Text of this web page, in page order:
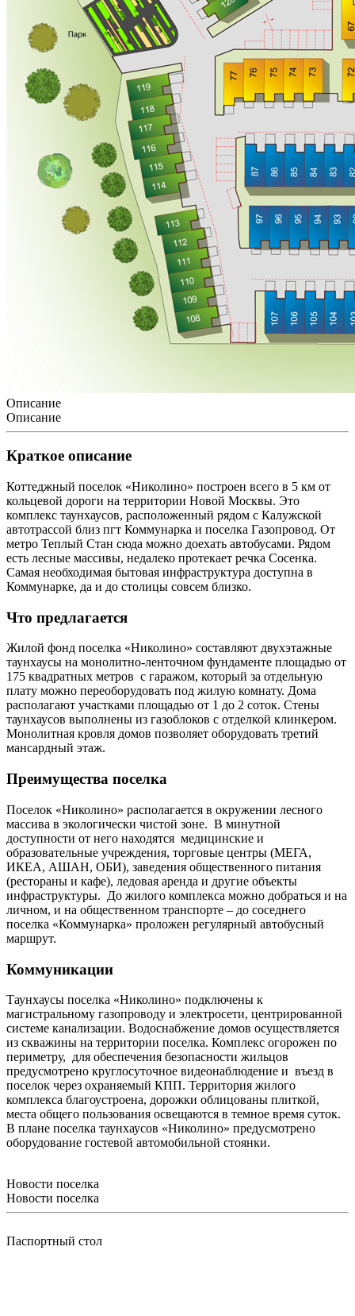
Описание
Описание
Краткое описание
Коттеджный поселок «Николино» построен всего в 5 км от
кольцевой дороги на территории Новой Москвы. Это
комплекс таунхаусов, расположенный рядом с Калужской
автотрассой близ пгт Коммунарка и поселка Газопровод. От
метро Теплый Стан сюда можно доехать автобусами. Рядом
есть лесные массивы, недалеко протекает речка Сосенка.
Самая необходимая бытовая инфраструктура доступна в
Коммунарке, да и до столицы совсем близко.
Что предлагается
Жилой фонд поселка «Николино» составляют двухэтажные
таунхаусы на монолитно-ленточном фундаменте площадью от
175 квадратных метров с гаражом, который за отдельную
плату можно переоборудовать под жилую комнату. Дома
располагают участками площадью от 1 до 2 соток. Стены
таунхаусов выполнены из газоблоков с отделкой клинкером.
Монолитная кровля домов позволяет оборудовать третий
мансардный этаж.
Преимущества поселка
Поселок «Николино» располагается в окружении лесного
массива в экологически чистой зоне. В минутной
доступности от него находятся медицинские и
образовательные учреждения, торговые центры (МЕГА,
ИКЕА, АШАН, ОБИ), заведения общественного питания
(рестораны и кафе), ледовая аренда и другие объекты
инфраструктуры. До жилого комплекса можно добраться и на
личном, и на общественном транспорте – до соседнего
поселка «Коммунарка» проложен регулярный автобусный
маршрут.
Коммуникации
Таунхаусы поселка «Николино» подключены к
магистральному газопроводу и электросети, центрированной
системе канализации. Водоснабжение домов осуществляется
из скважины на территории поселка. Комплекс огорожен по
периметру, для обеспечения безопасности жильцов
предусмотрено круглосуточное видеонаблюдение и въезд в
поселок через охраняемый КПП. Территория жилого
комплекса благоустроена, дорожки облицованы плиткой,
места общего пользования освещаются в темное время суток.
В плане поселка таунхаусов «Николино» предусмотрено
оборудование гостевой автомобильной стоянки.
Новости поселка
Новости поселка
Паспортный стол